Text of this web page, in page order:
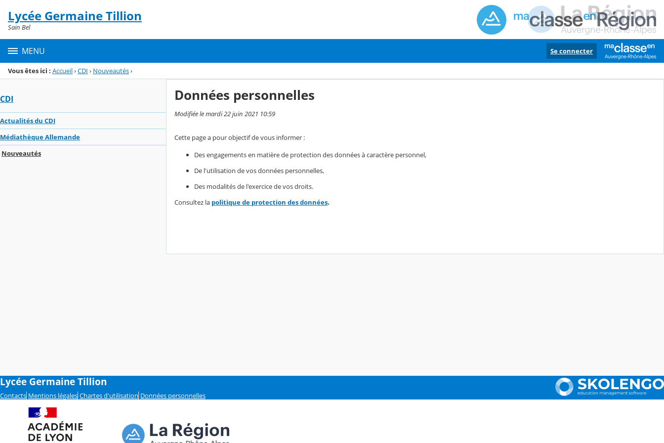
Menu de la rubrique
Contenu
Lycée Germaine Tillion
Sain Bel
MENU Se connecter
Vous êtes ici : Accueil›CDI › Nouveautés›
CDI
Actualités du CDI
Médiathèque Allemande
Nouveautés
Données personnelles
Modifiée le mardi 22 juin 2021 10:59
Cette page a pour objectif de vous informer :
Des engagements en matière de protection des données à caractère personnel,
De l'utilisation de vos données personnelles,
Des modalités de l'exercice de vos droits.
Consultez la politique de protection des données.
Lycée Germaine Tillion
Contacts Mentions légales Chartes d'utilisation Données personnelles